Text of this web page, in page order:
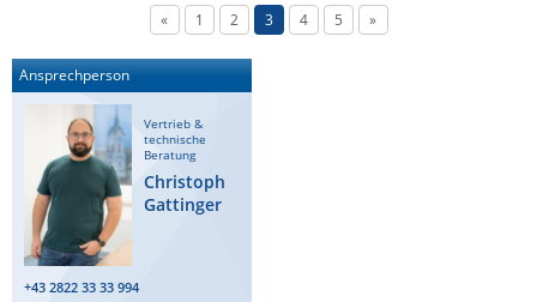
« 1 2 3 4 5 »
Ansprechperson
Vertrieb &
technische
Beratung
Christoph
Gattinger
+43 2822 33 33 994